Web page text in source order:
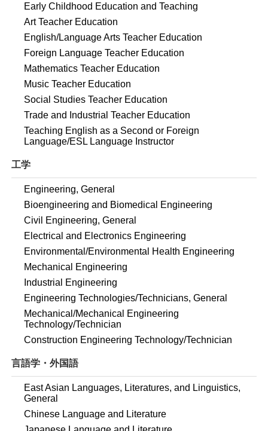
Early Childhood Education and Teaching
Art Teacher Education
English/Language Arts Teacher Education
Foreign Language Teacher Education
Mathematics Teacher Education
Music Teacher Education
Social Studies Teacher Education
Trade and Industrial Teacher Education
Teaching English as a Second or Foreign
Language/ESL Language Instructor
工学
Engineering, General
Bioengineering and Biomedical Engineering
Civil Engineering, General
Electrical and Electronics Engineering
Environmental/Environmental Health Engineering
Mechanical Engineering
Industrial Engineering
Engineering Technologies/Technicians, General
Mechanical/Mechanical Engineering
Technology/Technician
Construction Engineering Technology/Technician
言語学・外国語
East Asian Languages, Literatures, and Linguistics,
General
Chinese Language and Literature